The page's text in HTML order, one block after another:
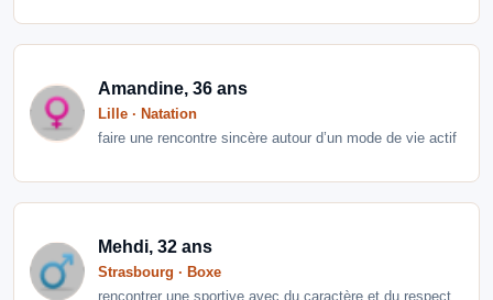
Amandine, 36 ans
Lille · Natation
faire une rencontre sincère autour d’un mode de vie actif
Mehdi, 32 ans
Strasbourg · Boxe
rencontrer une sportive avec du caractère et du respect